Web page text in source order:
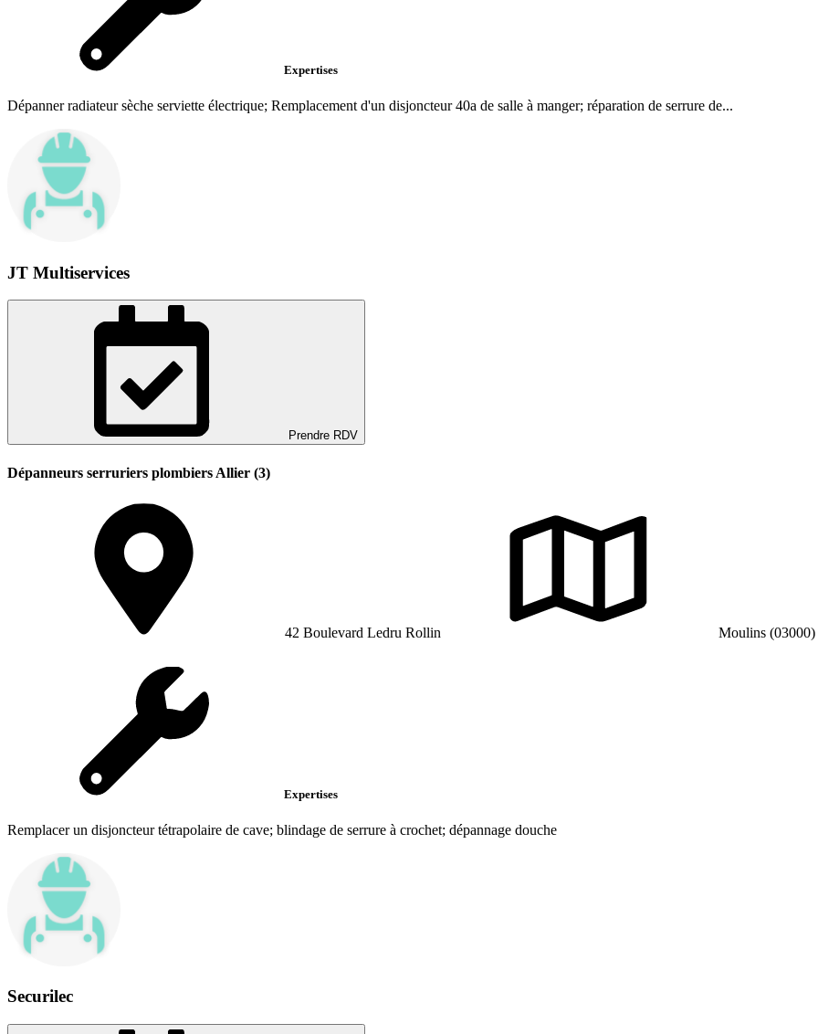
Expertises
Dépanner radiateur sèche serviette électrique; Remplacement d'un disjoncteur 40a de salle à manger; réparation de serrure de...
JT Multiservices
Prendre RDV
Dépanneurs serruriers plombiers Allier (3)
42 Boulevard Ledru Rollin Moulins (03000)
Expertises
Remplacer un disjoncteur tétrapolaire de cave; blindage de serrure à crochet; dépannage douche
Securilec